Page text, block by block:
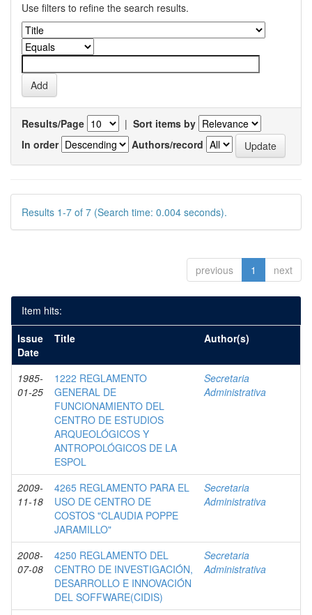
Use filters to refine the search results.
Results/Page | Sort items by
In order
Authors/record
Results 1-7 of 7 (Search time: 0.004 seconds).
previous 1 next
Item hits:
Issue
Date
Title Author(s)
1985-
01-25
1222 REGLAMENTO
GENERAL DE
FUNCIONAMIENTO DEL
CENTRO DE ESTUDIOS
ARQUEOLÓGICOS Y
ANTROPOLÓGICOS DE LA
ESPOL
Secretaria
Administrativa
2009-
11-18
4265 REGLAMENTO PARA EL
USO DE CENTRO DE
COSTOS "CLAUDIA POPPE
JARAMILLO"
Secretaria
Administrativa
2008-
07-08
4250 REGLAMENTO DEL
CENTRO DE INVESTIGACIÓN,
DESARROLLO E INNOVACIÓN
DEL SOFFWARE(CIDIS)
Secretaria
Administrativa